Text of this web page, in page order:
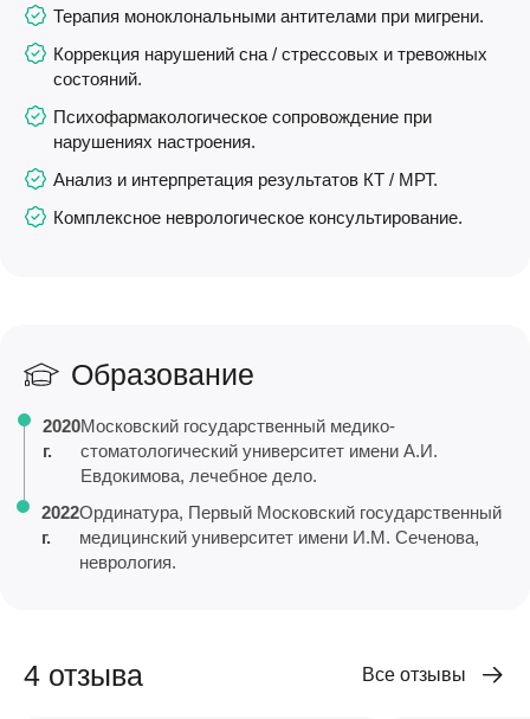
Терапия моноклональными антителами при мигрени.
Коррекция нарушений сна / стрессовых и тревожных
состояний.
Психофармакологическое сопровождение при
нарушениях настроения.
Анализ и интерпретация результатов КТ / МРТ.
Комплексное неврологическое консультирование.
Образование
2020
г.
Московский государственный медико-
стоматологический университет имени А.И.
Евдокимова, лечебное дело.
2022
г.
Ординатура, Первый Московский государственный
медицинский университет имени И.М. Сеченова,
неврология.
4 отзыва Все отзывы